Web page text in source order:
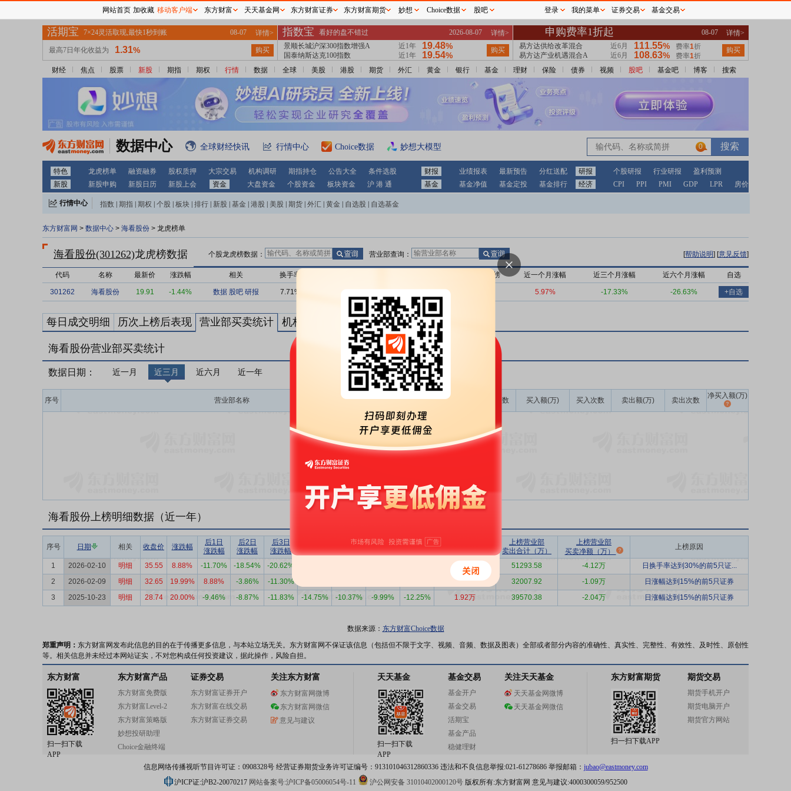
财经 焦点 股票 新股 期指 期权 行情 数据 全球 美股 港股 期货 外汇 黄金 银行 基金 理财 保险 债券 视频 股吧 基金吧 博客 搜索
数据中心 全球财经快讯 行情中心 Choice数据 妙想大模型 0
特色 龙虎榜单 融资融券 股权质押 大宗交易 机构调研 期指持仓 公告大全 条件选股 财报 业绩报表 最新预告 分红送配 研报 个股研报 行业研报
盈利预测
新股
新股申购 新股日历 新股上会 资金 大盘资金 个股资金 板块资金 沪 港 通 基金 基金净值 基金定投 基金排行 经济 CPI PPI PMI GDP LPR 房价
行情中心 指数 期指 期权 个股 板块 排行 新股 基金 港股 美股 期货 外汇 黄金 自选股 自选基金
东方财富网 > 数据中心 > 海看股份 > 龙虎榜单
海看股份(301262)龙虎榜数据 个股龙虎榜数据： 营业部查询： [帮助说明] [意见反馈]
代码 名称 最新价 涨跌幅 相关 换手率 近6月上榜 近一个月涨幅 近三个月涨幅 近六个月涨幅 自选
301262 海看股份 19.91 -1.44% 数据 股吧 研报 7.71% 5.97% -17.33% -26.63% +自选
每日成交明细 历次上榜后表现 营业部买卖统计 机构买卖统计 最新公告
海看股份营业部买卖统计
数据日期： 近一月 近三月 近六月 近一年
序号 营业部名称 龙虎榜成交金额(万) 上榜次数 买入额(万) 买入次数 卖出额(万) 卖出次数
净买入额(万)
暂无数据
海看股份上榜明细数据（近一年）
序号 日期 相关 收盘价 涨跌幅
后1日
涨跌幅
后2日
涨跌幅
后3日
涨跌幅
涨跌幅
后10日
涨跌幅
后20日
涨跌幅
后30日
涨跌幅
买入合计（万）
上榜营业部
卖出合计（万）
上榜营业部
买卖净额（万）
上榜原因
1 2026-02-10 明细 35.55 8.88% -11.70% -18.54% -20.62% 1.01万 51293.58 -4.12万
日换手率达到30%的前5只证...
2
2026-02-09 明细 32.65 19.99% 8.88% -3.86% -11.30% 2.11万 32007.92 -1.09万
日涨幅达到15%的前5只证券
3
2025-10-23 明细 28.74 20.00% -9.46% -8.87% -11.83% -14.75% -10.37% -9.99% -12.25% 1.92万 39570.38 -2.04万 日涨幅达到15%的前5只证券
数据来源： 东方财富Choice数据
郑重声明： 东方财富网发布此信息的目的在于传播更多信息，与本站立场无关。东方财富网不保证该信息（包括但不限于文字、视频、音频、数据及图表）全部或者部分内容的准确性、真实性、完整性、有效性、及时性、原创性
等。相关信息并未经过本网站证实，不对您构成任何投资建议，据此操作，风险自担。
网站首页 加收藏 移动客户端 东方财富 天天基金网 东方财富证券 东方财富期货 妙想 Choice数据 股吧 登录 我的菜单 证券交易 基金交易